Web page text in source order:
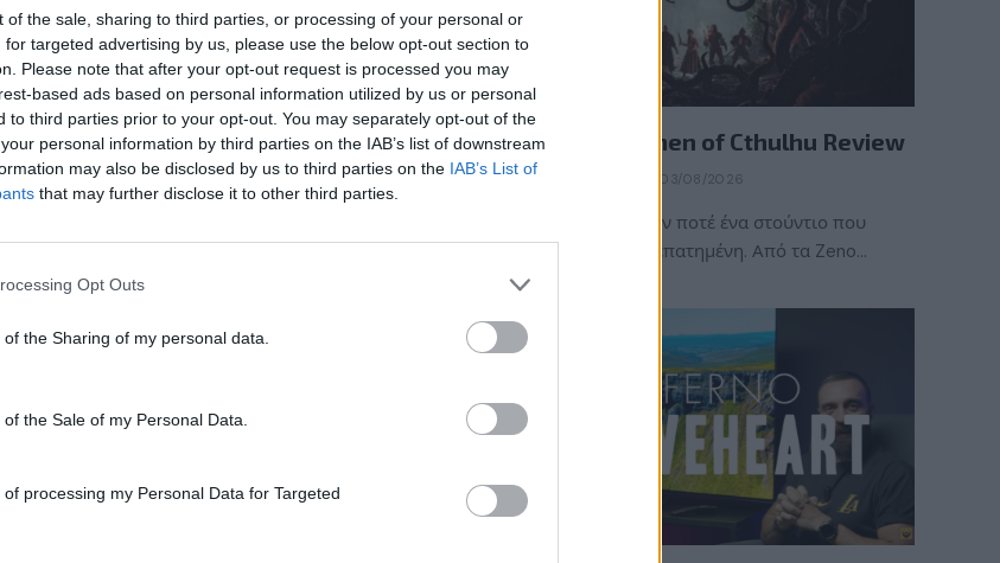
of the sale, sharing to third parties, or processing of your personal or
targeted advertising by us, please use the below opt-out section to
Please note that after your opt-out request is processed you may
based ads based on personal information utilized by us or personal
to third parties prior to your opt-out. You may separately opt-out of the
personal information by third parties on the IAB’s list of downstream
may also be disclosed by us to third parties on the IAB’s List of
that may further disclose it to other third parties.
Opt Outs
the Sharing of my personal data.
the Sale of my Personal Data.
processing my Personal Data for Targeted
REVIEWS
The Mound: Omen of Cthulhu Review
BY ΠΈΤΡΟΣ ΚΥΠΡΑΊΟΣ 03/08/2026
Η ACE Team δεν ήταν ποτέ ένα στούντιο που
ακολουθούσε την πεπατημένη. Από τα Zeno…